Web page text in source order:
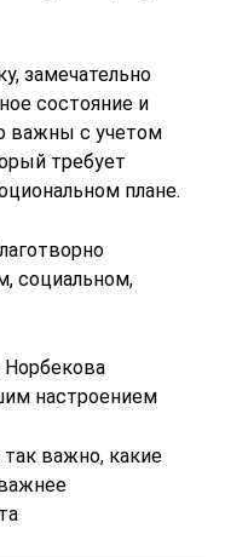
замечательно
состояние и
важны с учетом
требует
плане.
социальном,
настроением
важно, какие